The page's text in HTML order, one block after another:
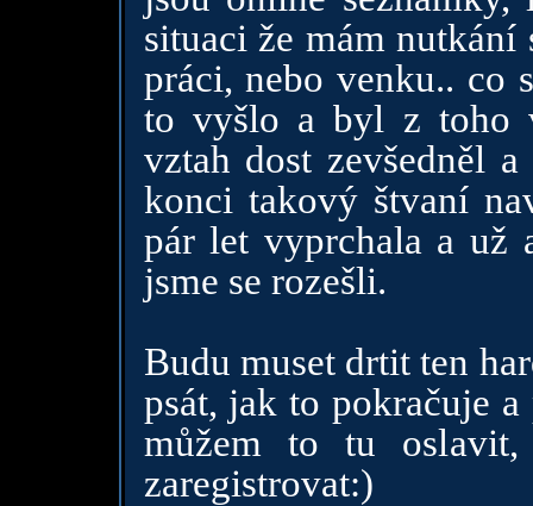
situaci že mám
práci, nebo venku.. co
to vyšlo a byl z toho
vztah dost zevšedněl
konci takový štvaní
pár let vyprchala a už
jsme se rozešli.
Budu muset drtit ten
psát, jak to pokračuje
můžem to tu
zaregistrovat:)